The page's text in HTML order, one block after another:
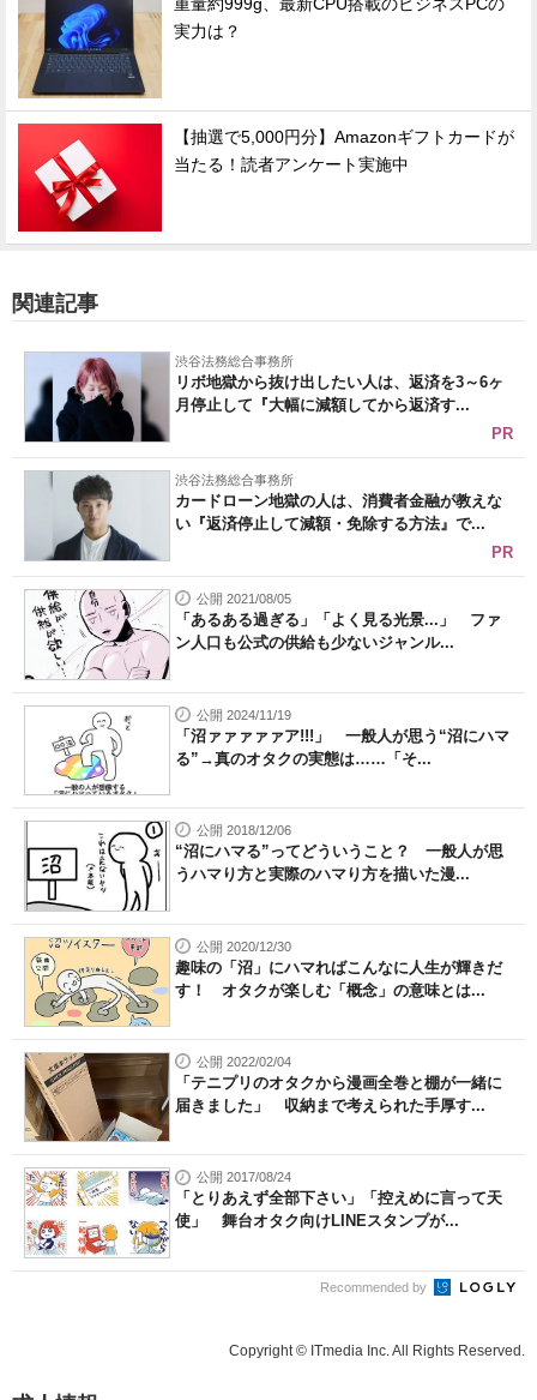
重量約999g、最新CPU搭載のビジネスPCの
実力は？
【抽選で5,000円分】Amazonギフトカードが
当たる！読者アンケート実施中
関連記事
渋谷法務総合事務所
リボ地獄から抜け出したい人は、返済を3～6ヶ
月停止して『大幅に減額してから返済す...
PR
渋谷法務総合事務所
カードローン地獄の人は、消費者金融が教えな
い『返済停止して減額・免除する方法』で...
PR
公開 2021/08/05
「あるある過ぎる」「よく見る光景...」 ファ
ン人口も公式の供給も少ないジャンル...
公開 2024/11/19
「沼ァァァァァア!!!」 一般人が思う“沼にハマ
る”→真のオタクの実態は……「そ...
公開 2018/12/06
“沼にハマる”ってどういうこと？ 一般人が思
うハマり方と実際のハマり方を描いた漫...
公開 2020/12/30
趣味の「沼」にハマればこんなに人生が輝きだ
す！ オタクが楽しむ「概念」の意味とは...
公開 2022/02/04
「テニプリのオタクから漫画全巻と棚が一緒に
届きました」 収納まで考えられた手厚す...
公開 2017/08/24
「とりあえず全部下さい」「控えめに言って天
使」 舞台オタク向けLINEスタンプが...
Recommended by
Copyright © ITmedia Inc. All Rights Reserved.